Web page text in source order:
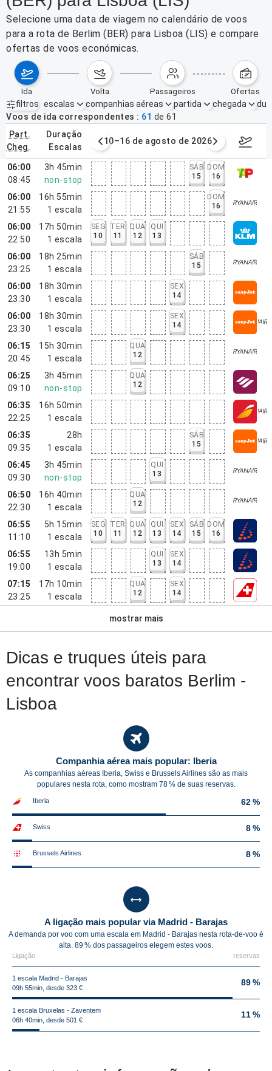
Selecione uma data de viagem no calendário de voos
para a rota de Berlim (BER) para Lisboa (LIS) e compare
ofertas de voos económicas.
ida volta passageiros ofertas
filtros
Filtros ativos nenhum
escalas companhias aéreas partida chegada
Voos de ida correspondentes
61 de 61
part.
cheg.
duração
escalas
agosto de 2026 10–16 de agosto de 2026 17–23
06:00
08:45
3h 45min
non-stop
SÁB
15
DOM
16
06:00
21:55
16h 55min
1 escala
DOM
16
06:00
22:50
17h 50min
1 escala
SEG
10
TER
11
QUA
12
QUI
13
06:00
23:25
18h 25min
1 escala
SÁB
15
06:00
23:30
18h 30min
1 escala
SEX
14
06:00
23:30
18h 30min
1 escala
SEX
14
06:15
20:45
15h 30min
1 escala
QUA
12
06:25
09:10
3h 45min
non-stop
QUA
12
06:35
22:25
16h 50min
1 escala
06:35
09:35
28h
1 escala
SÁB
15
06:45
09:30
3h 45min
non-stop
QUI
13
06:50
22:30
16h 40min
1 escala
QUA
12
06:55
11:10
5h 15min
1 escala
SEG
10
TER
11
QUA
12
QUI
13
SEX
14
SÁB
15
DOM
16
06:55
19:00
13h 5min
1 escala
QUI
13
SEX
14
07:15
23:25
17h 10min
1 escala
QUA
12
SEX
14
mostrar mais
Dicas e truques úteis para
encontrar voos baratos Berlim -
Lisboa
Companhia aérea mais popular: Iberia
As companhias aéreas Iberia, Swiss e Brussels Airlines são as mais
populares nesta rota, como mostram 78 % de suas reservas.
Iberia 62 %
Swiss 8 %
Brussels Airlines 8 %
A ligação mais popular via Madrid - Barajas
A demanda por voo com uma escala em Madrid - Barajas nesta rota-de-voo é
alta. 89 % dos passageiros elegem estes voos.
Ligação reservas
1 escala Madrid - Barajas
09h 55min, desde 323 €
89 %
1 escala Bruxelas - Zaventem
06h 40min, desde 501 €
11 %